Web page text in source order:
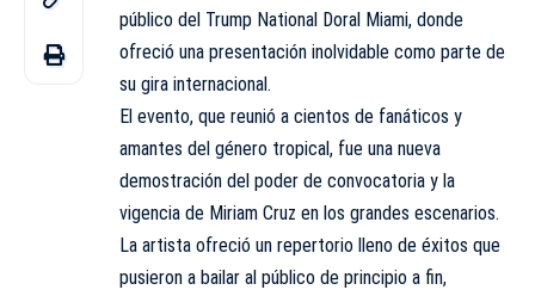
público del Trump National Doral Miami, donde
ofreció una presentación inolvidable como parte de
su gira internacional.
El evento, que reunió a cientos de fanáticos y
amantes del género tropical, fue una nueva
demostración del poder de convocatoria y la
vigencia de Miriam Cruz en los grandes escenarios.
La artista ofreció un repertorio lleno de éxitos que
pusieron a bailar al público de principio a fin,